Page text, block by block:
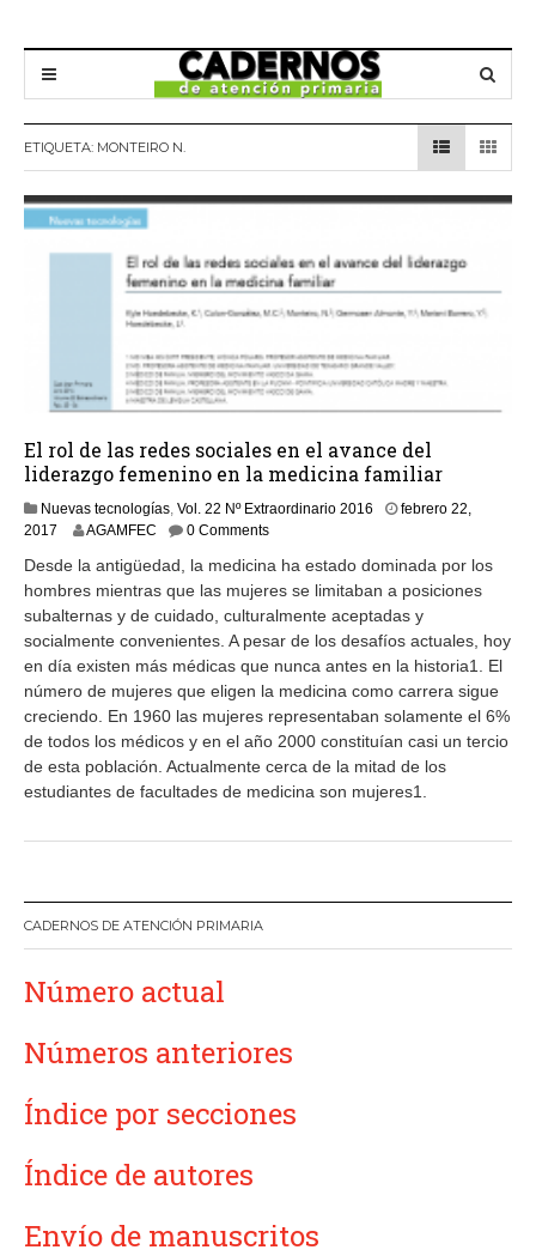
ETIQUETA: MONTEIRO N.
El rol de las redes sociales en el avance del
liderazgo femenino en la medicina familiar
Nuevas tecnologías Vol. 22 Nº Extraordinario 2016
febrero 22,
2017
AGAMFEC 0 Comments
Desde la antigüedad, la medicina ha estado dominada por los
hombres mientras que las mujeres se limitaban a posiciones
subalternas y de cuidado, culturalmente aceptadas y
socialmente convenientes. A pesar de los desafíos actuales, hoy
en día existen más médicas que nunca antes en la historia1. El
número de mujeres que eligen la medicina como carrera sigue
creciendo. En 1960 las mujeres representaban solamente el 6%
de todos los médicos y en el año 2000 constituían casi un tercio
de esta población. Actualmente cerca de la mitad de los
estudiantes de facultades de medicina son mujeres1.
CADERNOS DE ATENCIÓN PRIMARIA
Número actual
Números anteriores
Índice por secciones
Índice de autores
Envío de manuscritos